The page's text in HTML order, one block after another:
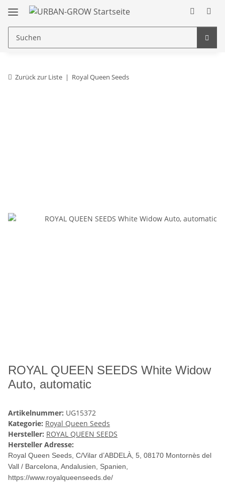
Zurück zur Liste Royal Queen Seeds
ROYAL QUEEN SEEDS White Widow
Auto, automatic
Artikelnummer: UG15372
Kategorie: Royal Queen Seeds
Hersteller: ROYAL QUEEN SEEDS
Hersteller Adresse:
Royal Queen Seeds, C/Vilar d’ABDELÀ, 5, 08170 Montornès del
Vall / Barcelona, Andalusien, Spanien,
https://www.royalqueenseeds.de/